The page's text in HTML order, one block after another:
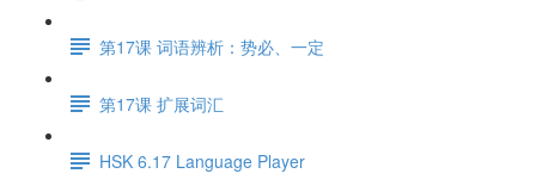
第17课 词语辨析：势必、一定
第17课 扩展词汇
HSK 6.17 Language Player